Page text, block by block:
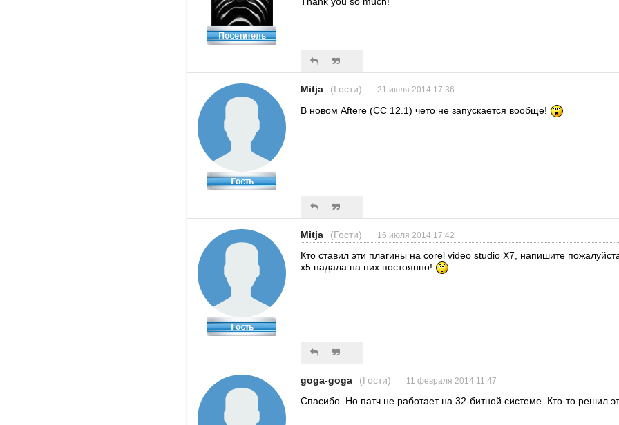
Mitja (Гости) 21 июля 2014 17:36
В новом Afterе (CC 12.1) чето не запускается вообще!
Mitja (Гости) 16 июля 2014 17:42
Кто ставил эти плагины на corel video studio X7, напишите
x5 падала на них постоянно!
goga-goga (Гости) 11 февраля 2014 11:47
Спасибо. Но патч не работает на 32-битной системе. Кто-то решил